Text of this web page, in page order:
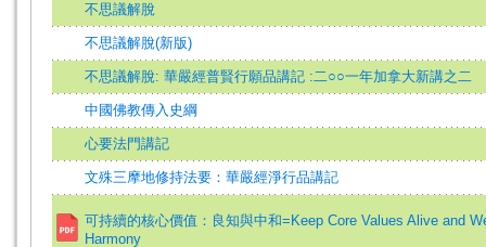
不思議解脫
不思議解脫(新版)
不思議解脫: 華嚴經普賢行願品講記 :二○○一年加拿大新講之二
中國佛教傳入史綱
心要法門講記
文殊三摩地修持法要：華嚴經淨行品講記
可持續的核心價值：良知與中和=Keep Core Values Alive and
Harmony